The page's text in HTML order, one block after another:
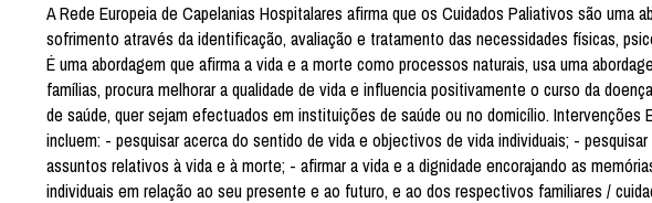
A Rede Europeia de Capelanias Hospitalares afirma que os Cuidados Paliativos são uma
sofrimento através da identificação, avaliação e tratamento das necessidades físicas,
É uma abordagem que afirma a vida e a morte como processos naturais, usa uma
famílias, procura melhorar a qualidade de vida e influencia positivamente o curso da
de saúde, quer sejam efectuados em instituições de saúde ou no domicílio.
incluem: - pesquisar acerca do sentido de vida e objectivos de vida individuais; -
assuntos relativos à vida e à morte; - afirmar a vida e a dignidade encorajando as
individuais em relação ao seu presente e ao futuro, e ao dos respectivos familiares /